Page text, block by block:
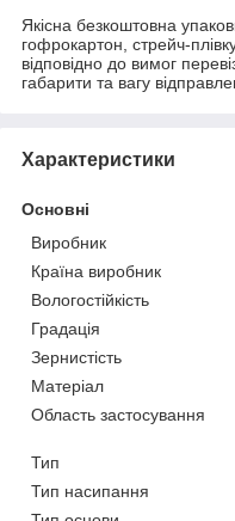
Якісна безкоштовна
гофрокартон, стрейч-
відповідно до вимог
габарити та вагу
Характеристики
Основні
Виробник
Країна виробник
Вологостійкість
Градація
Зернистість
Матеріал
Область застосування
Тип
Тип насипання